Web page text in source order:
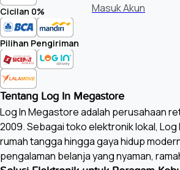
Cicilan 0%
Pilihan Pengiriman
Masuk Akun
Tentang Log In Megastore
Log In Megastore adalah perusahaan
2009. Sebagai toko elektronik lokal,
rumah tangga hingga gaya hidup
pengalaman belanja yang nyaman,